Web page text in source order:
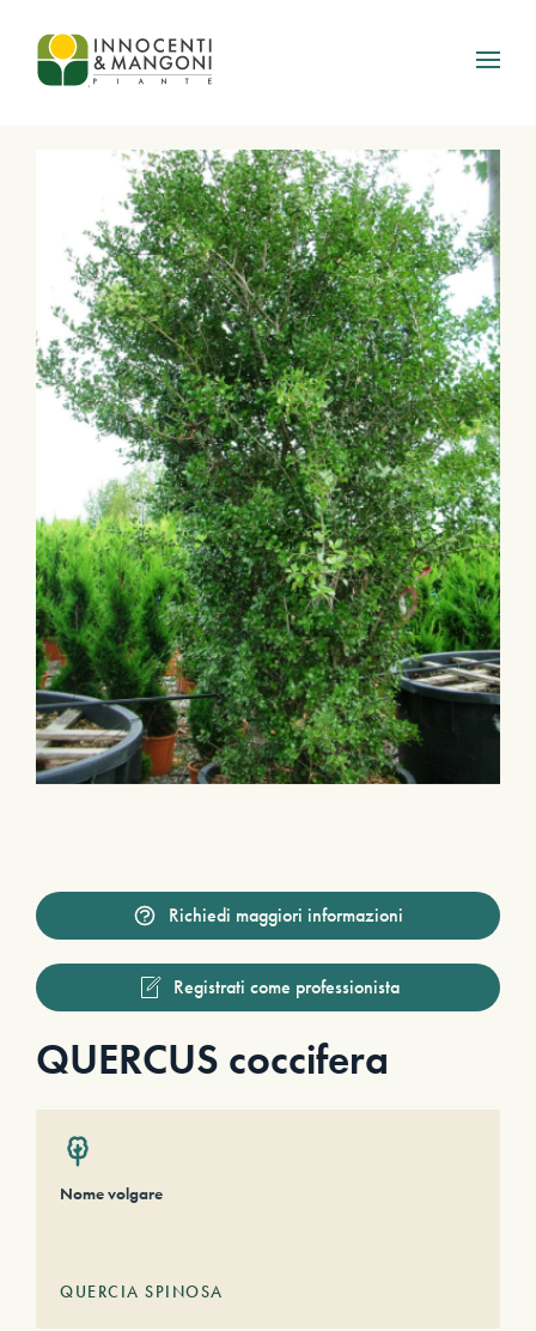
Skip to main content
Richiedi maggiori informazioni
Registrati come professionista
QUERCUS coccifera
Nome volgare
QUERCIA SPINOSA